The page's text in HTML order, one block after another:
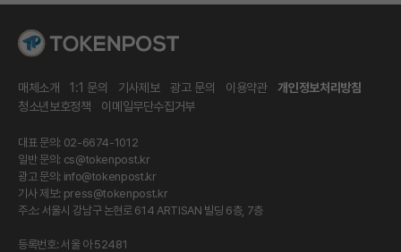
매체소개 1:1 문의 기사제보 광고 문의 이용약관
개인정보처리방침
청소년보호정책
이메일무단수집거부
대표 문의: 02-6674-1012
일반 문의: cs@tokenpost.kr
광고 문의: info@tokenpost.kr
기사 제보: press@tokenpost.kr
주소: 서울시 강남구 논현로 614 ARTISAN 빌딩 6층, 7층
등록번호: 서울 아 52481